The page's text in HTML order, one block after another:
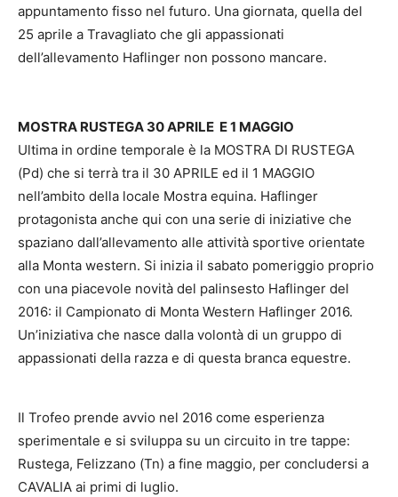
appuntamento fisso nel futuro. Una giornata, quella del
25 aprile a Travagliato che gli appassionati
dell’allevamento Haflinger non possono mancare.
MOSTRA RUSTEGA 30 APRILE E 1 MAGGIO
Ultima in ordine temporale è la MOSTRA DI RUSTEGA
(Pd) che si terrà tra il 30 APRILE ed il 1 MAGGIO
nell’ambito della locale Mostra equina. Haflinger
protagonista anche qui con una serie di iniziative che
spaziano dall’allevamento alle attività sportive orientate
alla Monta western. Si inizia il sabato pomeriggio proprio
con una piacevole novità del palinsesto Haflinger del
2016: il Campionato di Monta Western Haflinger 2016.
Un’iniziativa che nasce dalla volontà di un gruppo di
appassionati della razza e di questa branca equestre.
Il Trofeo prende avvio nel 2016 come esperienza
sperimentale e si sviluppa su un circuito in tre tappe:
Rustega, Felizzano (Tn) a fine maggio, per concludersi a
CAVALIA ai primi di luglio.